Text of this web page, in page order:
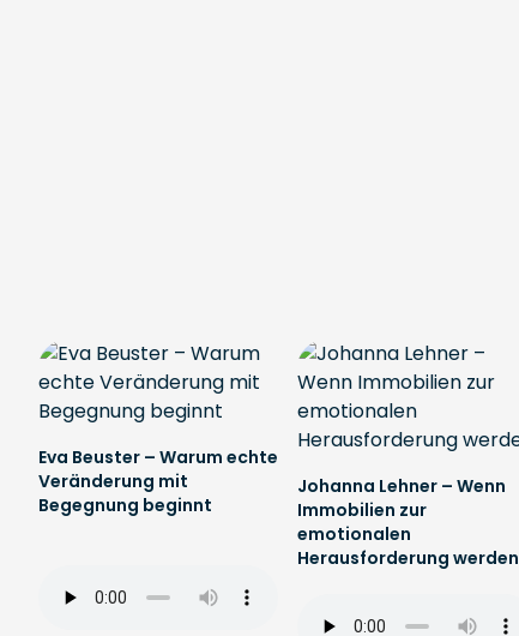
Eva Beuster – Warum echte
Veränderung mit
Begegnung beginnt
Johanna Lehner – Wenn
Immobilien zur
emotionalen
Herausforderung werden